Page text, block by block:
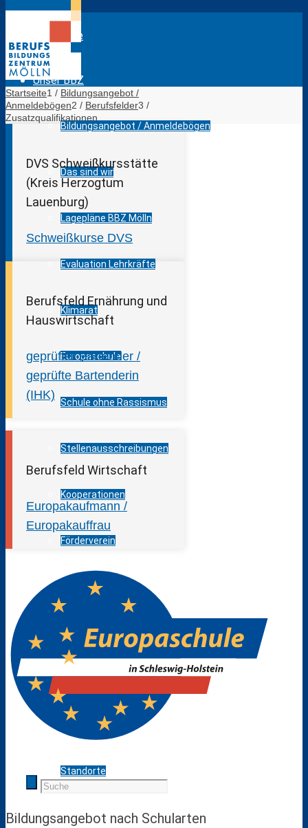
Startseite
Unser BBZ
Bildungsangebot / Anmeldebögen
Das sind wir
Lagepläne BBZ Mölln
Evaluation Lehrkräfte
Klimarat
Europaschule
Schule ohne Rassismus
Stellenausschreibungen
Kooperationen
Förderverein
Messen
Pressespiegel
Projekte / Veranstaltungen
Schulbibliothek
Standorte
Bildungsangebot
Startseite1 / Bildungsangebot /
Anmeldebögen2 / Berufsfelder3 /
Zusatzqualifikationen
DVS Schweißkursstätte
(Kreis Herzogtum
Lauenburg)
Schweißkurse DVS
Berufsfeld Ernährung und
Hauswirtschaft
geprüfter Bartender /
geprüfte Bartenderin
(IHK)
Berufsfeld Wirtschaft
Europakaufmann /
Europakauffrau
Bildungs­angebot nach Schul­arten